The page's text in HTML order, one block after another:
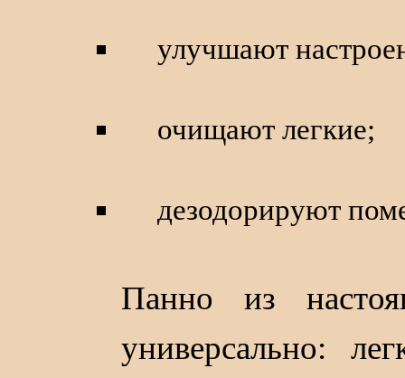
улучшают
очищают легкие;
дезодорируют
Панно из
универсально: